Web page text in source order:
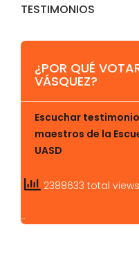
TESTIMONIOS
¿POR QUÉ
VÁSQUEZ?
Escuchar
maestros de la
UASD
2388633 total views
…